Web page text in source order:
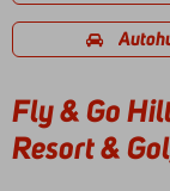
Fly & Go
Resort &